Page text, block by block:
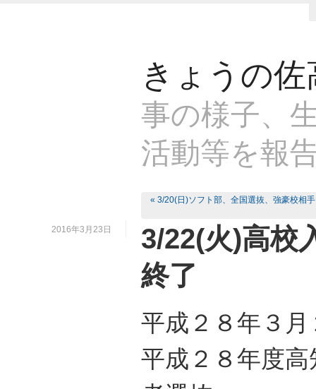
きょうの佐
事の様子、
活動等を報
« 3/20(日)ソフト部、全国選抜、強豪校相
2016年3月23日
3/22(火)高校
終了
平成２８年３
平成２８年度